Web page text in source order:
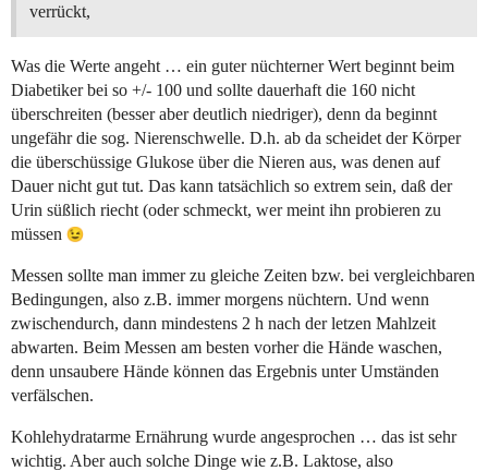
verrückt,
Was die Werte angeht … ein guter nüchterner Wert beginnt beim
Diabetiker bei so +/- 100 und sollte dauerhaft die 160 nicht
überschreiten (besser aber deutlich niedriger), denn da beginnt
ungefähr die sog. Nierenschwelle. D.h. ab da scheidet der Körper
die überschüssige Glukose über die Nieren aus, was denen auf
Dauer nicht gut tut. Das kann tatsächlich so extrem sein, daß der
Urin süßlich riecht (oder schmeckt, wer meint ihn probieren zu
müssen
Messen sollte man immer zu gleiche Zeiten bzw. bei vergleichbaren
Bedingungen, also z.B. immer morgens nüchtern. Und wenn
zwischendurch, dann mindestens 2 h nach der letzen Mahlzeit
abwarten. Beim Messen am besten vorher die Hände waschen,
denn unsaubere Hände können das Ergebnis unter Umständen
verfälschen.
Kohlehydratarme Ernährung wurde angesprochen … das ist sehr
wichtig. Aber auch solche Dinge wie z.B. Laktose, also